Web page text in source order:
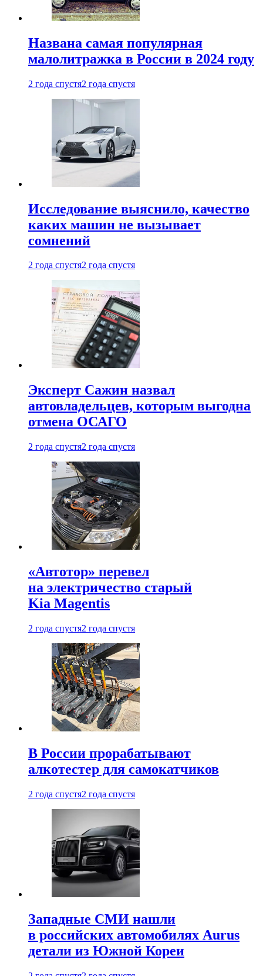
Названа самая популярная
малолитражка в России в 2024 году
2 года спустя2 года спустя
Исследование выяснило, качество
каких машин не вызывает
сомнений
2 года спустя2 года спустя
Эксперт Сажин назвал
автовладельцев, которым выгодна
отмена ОСАГО
2 года спустя2 года спустя
«Автотор» перевел
на электричество старый
Kia Magentis
2 года спустя2 года спустя
В России прорабатывают
алкотестер для самокатчиков
2 года спустя2 года спустя
Западные СМИ нашли
в российских автомобилях Aurus
детали из Южной Кореи